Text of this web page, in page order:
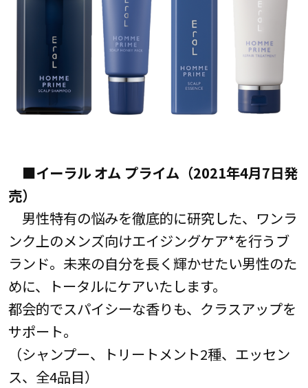
■イーラル オム プライム（2021年4月7日発
売）
男性特有の悩みを徹底的に研究した、ワンラ
ンク上のメンズ向けエイジングケア*を行うブ
ランド。未来の自分を長く輝かせたい男性のた
めに、トータルにケアいたします。
都会的でスパイシーな香りも、クラスアップを
サポート。
（シャンプー、トリートメント2種、エッセン
ス、全4品目）